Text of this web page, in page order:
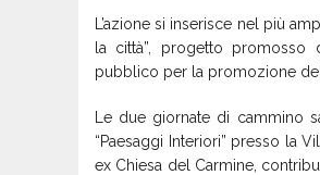
L’azione si inserisce nel più
la città”, progetto promosso
pubblico per la promozione
Le due giornate di cammino
“Paesaggi Interiori” presso la
ex Chiesa del Carmine,